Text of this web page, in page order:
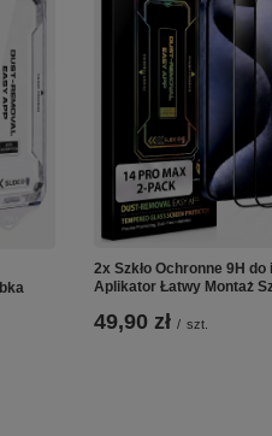
2x Szkło Ochronne 9H
Aplikator Łatwy Montaż
49,90 zł / szt.